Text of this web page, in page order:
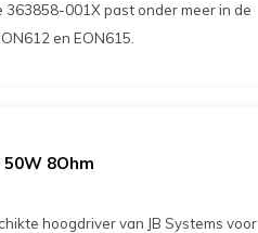
001X past onder meer in de
en EON615.
8Ohm
hoogdriver van JB Systems voor